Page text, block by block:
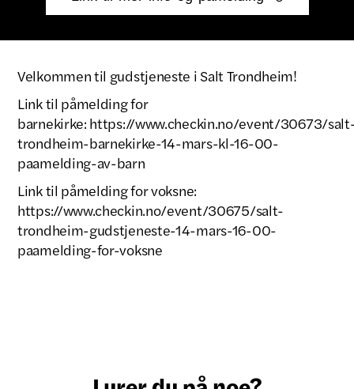
Velkommen til gudstjeneste i Salt Trondheim!
Link til påmelding for
barnekirke: https://www.checkin.no/event/30673/
trondheim-barnekirke-14-mars-kl-16-00-
paamelding-av-barn
Link til påmelding for voksne:
https://www.checkin.no/event/30675/salt-
trondheim-gudstjeneste-14-mars-16-00-
paamelding-for-voksne